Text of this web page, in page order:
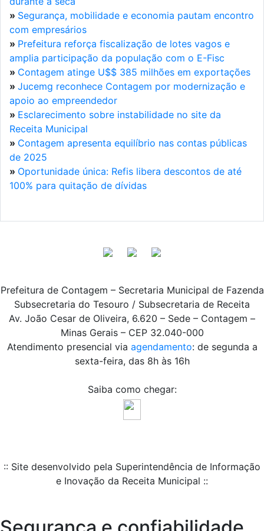
» Segurança, mobilidade e economia pautam encontro
com empresários
» Prefeitura reforça fiscalização de lotes vagos e
amplia participação da população com o E-Fisc
» Contagem atinge U$$ 385 milhões em exportações
» Jucemg reconhece Contagem por modernização e
apoio ao empreendedor
» Esclarecimento sobre instabilidade no site da
Receita Municipal
» Contagem apresenta equilíbrio nas contas públicas
de 2025
» Oportunidade única: Refis libera descontos de até
100% para quitação de dívidas
Prefeitura de Contagem – Secretaria Municipal de Fazenda
Subsecretaria do Tesouro / Subsecretaria de Receita
Av. João Cesar de Oliveira, 6.620 – Sede – Contagem –
Minas Gerais – CEP 32.040-000
Atendimento presencial via agendamento: de segunda a
sexta-feira, das 8h às 16h
Saiba como chegar:
:: Site desenvolvido pela Superintendência de Informação
e Inovação da Receita Municipal ::